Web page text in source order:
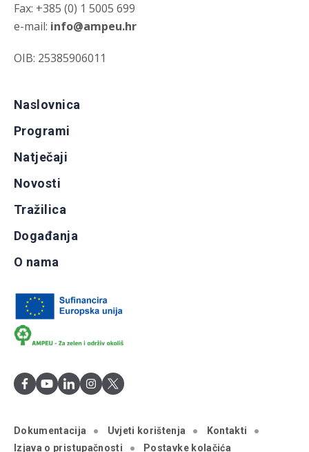
Fax: +385 (0) 1 5005 699
e-mail: info@ampeu.hr
OIB: 25385906011
Naslovnica
Programi
Natječaji
Novosti
Tražilica
Događanja
O nama
Dokumentacija Uvjeti korištenja
Kontakti
Izjava o pristupačnosti
Postavke kolačića